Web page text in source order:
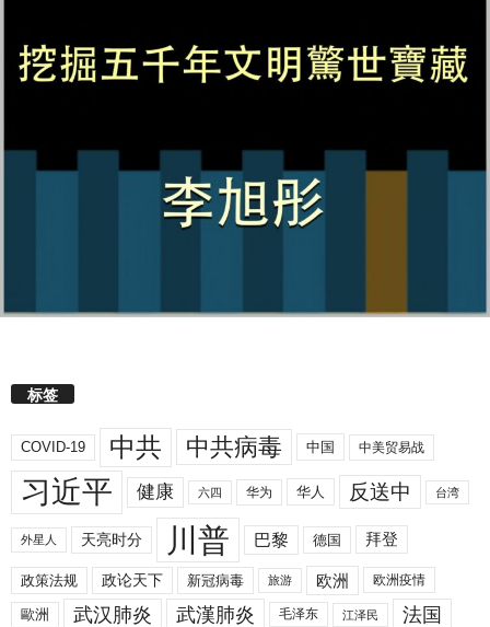
标签
COVID-19 中共 中共病毒 中国 中美贸易战
习近平 健康 六四 华为 华人 反送中 台湾
外星人 天亮时分 川普 巴黎 德国 拜登
政策法规 政论天下 新冠病毒 旅游 欧洲 欧洲疫情
歐洲 武汉肺炎 武漢肺炎 毛泽东 江泽民 法国